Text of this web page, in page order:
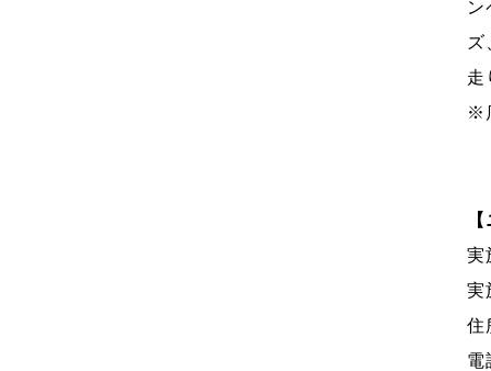
ズ
走
※
実
実
住
電